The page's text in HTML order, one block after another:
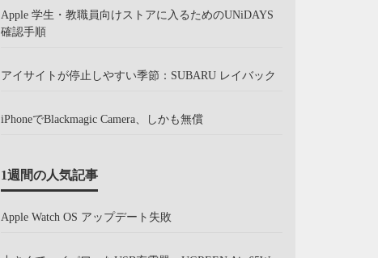
Apple 学生・教職員向けストアに入るためのUNiDAYS
確認手順
アイサイトが停止しやすい季節：SUBARU レイバック
iPhoneでBlackmagic Camera、しかも無償
1週間の人気記事
Apple Watch OS アップデート失敗